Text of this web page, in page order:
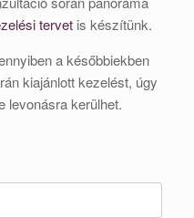
tervet is készítünk.
a későbbiekben
kiajánlott kezelést, úgy
levonásra kerülhet.